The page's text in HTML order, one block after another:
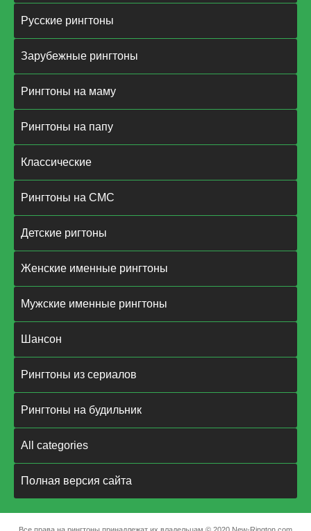
Русские рингтоны
Зарубежные рингтоны
Рингтоны на маму
Рингтоны на папу
Классические
Рингтоны на СМС
Детские ригтоны
Женские именные рингтоны
Мужские именные рингтоны
Шансон
Рингтоны из сериалов
Рингтоны на будильник
All categories
Полная версия сайта